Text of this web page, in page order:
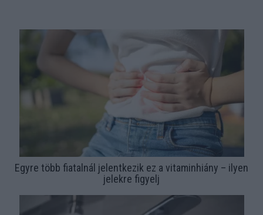
Egyre több fiatalnál jelentkezik ez a vitaminhiány – ilyen
jelekre figyelj